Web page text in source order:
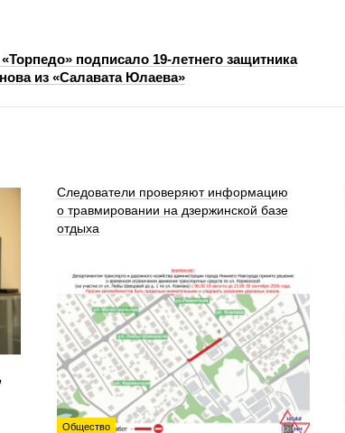
подписало 19‑летнего защитника
из «Салавата Юлаева»
Следователи проверяют информацию
о травмировании на дзержинской базе
отдыха
Общество